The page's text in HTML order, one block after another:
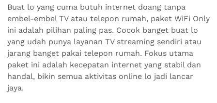
Buat lo yang cuma butuh internet doang tanpa
embel-embel TV atau telepon rumah, paket WiFi Only
ini adalah pilihan paling pas. Cocok banget buat lo
yang udah punya layanan TV streaming sendiri atau
jarang banget pakai telepon rumah. Fokus utama
paket ini adalah kecepatan internet yang stabil dan
handal, bikin semua aktivitas online lo jadi lancar
jaya.